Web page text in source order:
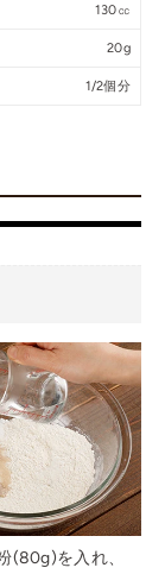
130㏄
20g
1/2個分
(80g)を入れ、